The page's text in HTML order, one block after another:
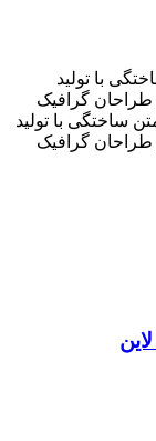
با تولید
طراحان گرافیک
ساختگی با تولید
طراحان گرافیک